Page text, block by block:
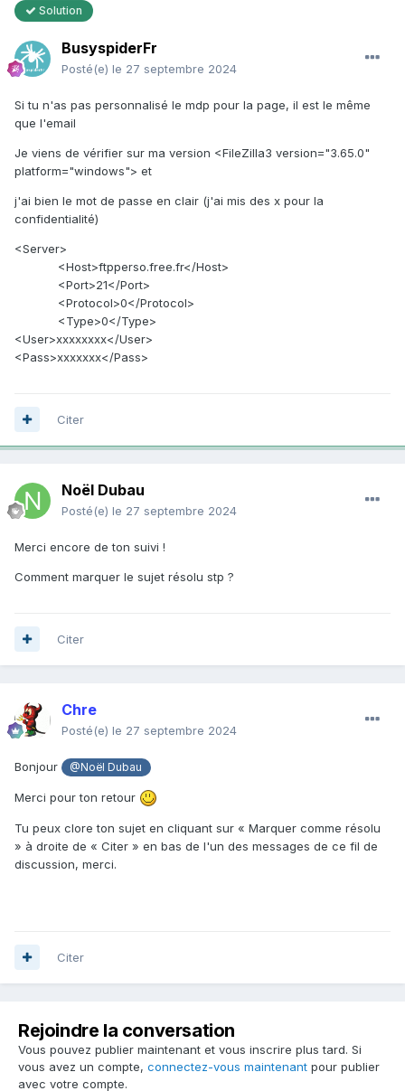
Solution
BusyspiderFr
Posté(e) le 27 septembre 2024
Si tu n'as pas personnalisé le mdp pour la page, il est le même
que l'email
Je viens de vérifier sur ma version <FileZilla3 version="3.65.0"
platform="windows"> et
j'ai bien le mot de passe en clair (j'ai mis des x pour la
confidentialité)
<Server>
<Host>ftpperso.free.fr</Host>
<Port>21</Port>
<Protocol>0</Protocol>
<Type>0</Type>
<User>xxxxxxxx</User>
<Pass>xxxxxxx</Pass>
Citer
Noël Dubau
Posté(e) le 27 septembre 2024
Merci encore de ton suivi !
Comment marquer le sujet résolu stp ?
Citer
Chre
Posté(e) le 27 septembre 2024
Bonjour @Noël Dubau
Merci pour ton retour
Tu peux clore ton sujet en cliquant sur « Marquer comme résolu
» à droite de « Citer » en bas de l'un des messages de ce fil de
discussion, merci.
Citer
Rejoindre la conversation
Vous pouvez publier maintenant et vous inscrire plus tard. Si
vous avez un compte, connectez-vous maintenant pour publier
avec votre compte.